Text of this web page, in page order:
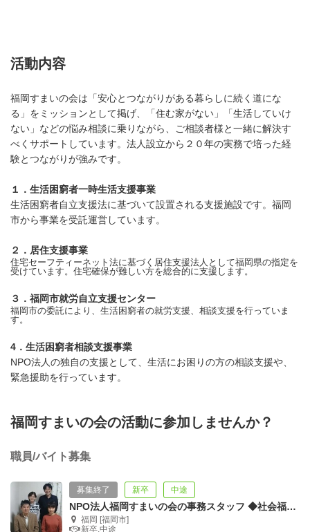
活動内容
福岡すまいの会は「安心とつながりがある暮らしに続く道にな
る」をミッションとして掲げ、「住む家がない」「生活していけ
ない」などの悩み相談に乗りながら、ご相談者様と一緒に解決す
べくサポートしています。法人設立から２０年の実務で培った経
験とつながりが強みです。
１．生活困窮者一時生活支援事業
生活困窮者自立支援法に基づいて設置される支援施設です。福岡
市から事業を受託運営しています。
２．居住支援事業
住宅セーフティーネット法に基づく居住支援法人として福岡県の指定を
受けています。住宅確保が難しい方を総合的に支援します。
３．福岡市就労自立支援センター
福岡市の委託により、生活困窮者の就労支援、相談支援を行っていま
す。
4．生活困窮者相談支援事業
NPO法人の独自の支援として、生活にお困りの方の相談支援や、
緊急援助を行っています。
福岡すまいの会の活動に参加しませんか？
職員/バイト募集
募集終了 新卒 中途
NPO法人福岡すまいの会の事務スタッフ ◆社会福祉に貢献できる事務の仕事です！
福岡 [福岡市]
新卒,中途